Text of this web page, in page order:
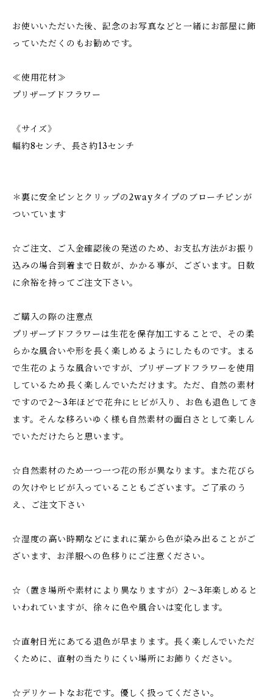
お使いいただいた後、記念のお写真などと一緒にお部屋に飾
っていただくのもお勧めです。
≪使用花材≫
プリザーブドフラワー
《サイズ》
幅約8センチ、長さ約13センチ
＊裏に安全ピンとクリップの2wayタイプのブローチピンが
ついています
☆ご注文、ご入金確認後の発送のため、お支払方法がお振り
込みの場合到着まで日数が、かかる事が、ございます。日数
に余裕を持ってご注文下さい。
ご購入の際の注意点
プリザーブドフラワーは生花を保存加工することで、その柔
らかな風合いや形を長く楽しめるようにしたものです。まる
で生花のような風合いですが、プリザーブドフラワーを使用
しているため長く楽しんでいただけます。ただ、自然の素材
ですので2～3年ほどで花弁にヒビが入り、お色も退色してき
ます。そんな移ろいゆく様も自然素材の面白さとして楽しん
でいただけたらと思います。
☆自然素材のため一つ一つ花の形が異なります。また花びら
の欠けやヒビが入っていることもございます。ご了承のう
え、ご注文下さい
☆湿度の高い時期などにまれに葉から色が染み出ることがご
ざいます、お洋服への色移りにご注意ください。
☆（置き場所や素材により異なりますが）2～3年楽しめると
いわれていますが、徐々に色や風合いは変化します。
☆直射日光にあてる退色が早まります。長く楽しんでいただ
くために、直射の当たりにくい場所にお飾りください。
☆デリケートなお花です。優しく扱ってください。